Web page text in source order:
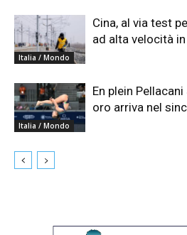
Italia / Mondo
Cina, al via test
ad alta velocità
Italia / Mondo
En plein
oro arriva nel